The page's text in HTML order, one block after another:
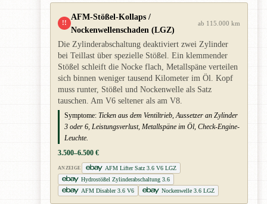
!!
AFM-Stößel-Kollaps /
Nockenwellenschaden (LGZ)
ab 115.000 km
Die Zylinderabschaltung deaktiviert zwei Zylinder
bei Teillast über spezielle Stößel. Ein klemmender
Stößel schleift die Nocke flach, Metallspäne verteilen
sich binnen weniger tausend Kilometer im Öl. Kopf
muss runter, Stößel und Nockenwelle als Satz
tauschen. Am V6 seltener als am V8.
Symptome: Ticken aus dem Ventiltrieb, Aussetzer an Zylinder
3 oder 6, Leistungsverlust, Metallspäne im Öl, Check-Engine-
Leuchte.
3.500–6.500 €
ANZEIGE
AFM Lifter Satz 3.6 V6 LGZ
Hydrostößel Zylinderabschaltung 3.6
AFM Disabler 3.6 V6
Nockenwelle 3.6 LGZ